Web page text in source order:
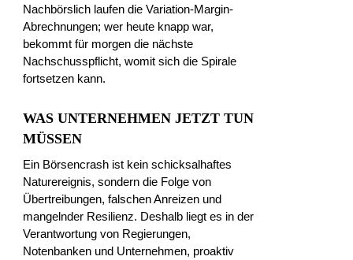
Nachbörslich laufen die Variation-Margin-
Abrechnungen; wer heute knapp war,
bekommt für morgen die nächste
Nachschusspflicht, womit sich die Spirale
fortsetzen kann.
WAS UNTERNEHMEN JETZT TUN
MÜSSEN
Ein Börsencrash ist kein schicksalhaftes
Naturereignis, sondern die Folge von
Übertreibungen, falschen Anreizen und
mangelnder Resilienz. Deshalb liegt es in der
Verantwortung von Regierungen,
Notenbanken und Unternehmen, proaktiv